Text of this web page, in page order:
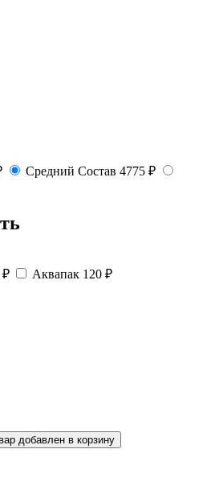
Средний Состав 4775 ₽
₽ Аквапак 120 ₽
добавлен в корзину